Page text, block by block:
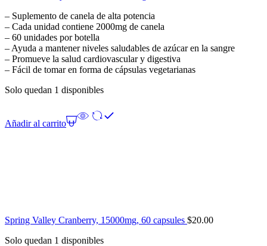
– Suplemento de canela de alta potencia
– Cada unidad contiene 2000mg de canela
– 60 unidades por botella
– Ayuda a mantener niveles saludables de azúcar en la sangre
– Promueve la salud cardiovascular y digestiva
– Fácil de tomar en forma de cápsulas vegetarianas
Solo quedan 1 disponibles
Añadir al carrito
Spring Valley Cranberry, 15000mg, 60 capsules $20.00
Solo quedan 1 disponibles